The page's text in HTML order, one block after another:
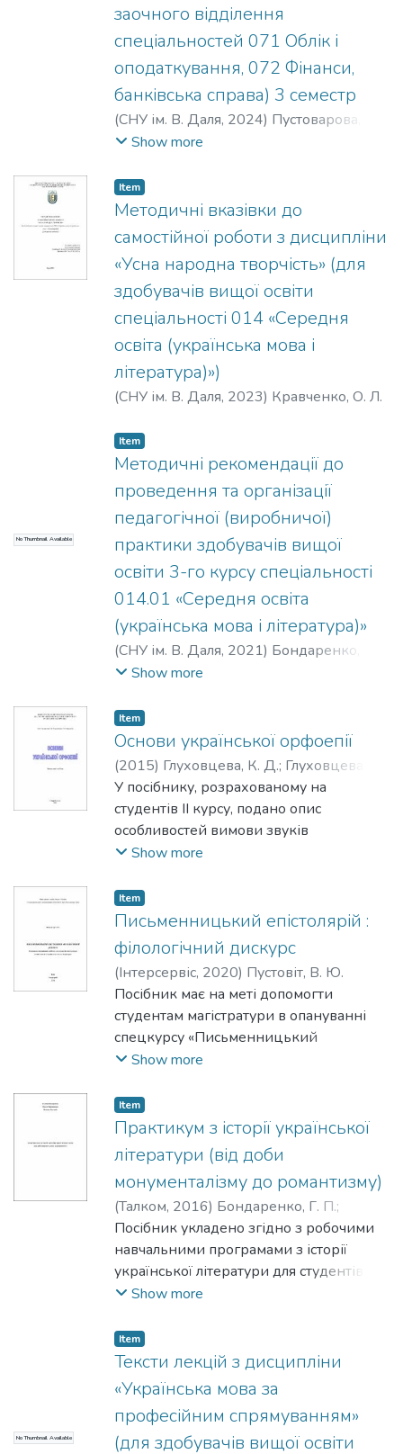
заочного відділення
спеціальностей 071 Облік і
оподаткування, 072 Фінанси,
банківська справа) 3 семестр
(СНУ ім. В. Даля, 2024) Пустоварова, О.
О. ;Карловас, О. А.
Show more
Item
Методичні вказівки до
самостійної роботи з дисципліни
«Усна народна творчість» (для
здобувачів вищої освіти
спеціальності 014 «Середня
освіта (українська мова і
література)»)
(СНУ ім. В. Даля, 2023) Кравченко, О. Л.
No Thumbnail Available
Item
Методичні рекомендації до
проведення та організації
педагогічної (виробничої)
практики здобувачів вищої
освіти 3-го курсу спеціальності
014.01 «Середня освіта
(українська мова і література)»
(СНУ ім. В. Даля, 2021) Бондаренко, Г.
П. Show more
Item
Основи української орфоепії
(2015) Глуховцева, К. Д.; Глуховцева, І.
Я. ;Барилова, Г. К.
У посібнику, розрахованому на
студентів ІІ курсу, подано опис
особливостей вимови звуків
української мови та скоромовки, з
вимову, виробити навички
літературного мовлення, поміщено
завдання для самостійної роботи та
модульного контролю знань.
Show more
Item
Письменницький епістолярій :
філологічний дискурс
(Інтерсервіс, 2020) Пустовіт, В. Ю.
Посібник має на меті допомогти
студентам магістратури в опануванні
спецкурсу «Письменницький
епістолярій: філологічний дискурс».
історичні, документальні, публіцистичні
та інші матеріали, які допоможуть
глибше пізнати специфіку українського
листування. Короткий текст лекцій,
рекомендації до практичних занять і
самостійної роботи складені відповідно
до авторської програми.
Пропонований посібник стане в нагоді
літературознавцям, студентам, усім,хто
цікавиться питаннями дослідження
Show more
Item
Практикум з історії української
літератури (від доби
монументалізму до романтизму)
(Талком, 2016) Бондаренко, Г. П.;
Максименко, О. В.;Пустовіт, В. Ю.
Посібник укладено згідно з робочими
навчальними програмами з історії
української літератури для студентів
гуманітарних спеціальностей.
допомогти майбутнім філологам
поглибити й закріпити теоретичні
відомості, виробити навички
самостійного опрацювання літератури
та вміння узагальнювати і робити
висновки. Оригінальність і новизна
Show more
No Thumbnail Available
Item
Тексти лекцій з дисципліни
«Українська мова за
професійним спрямуванням»
(для здобувачів вищої освіти